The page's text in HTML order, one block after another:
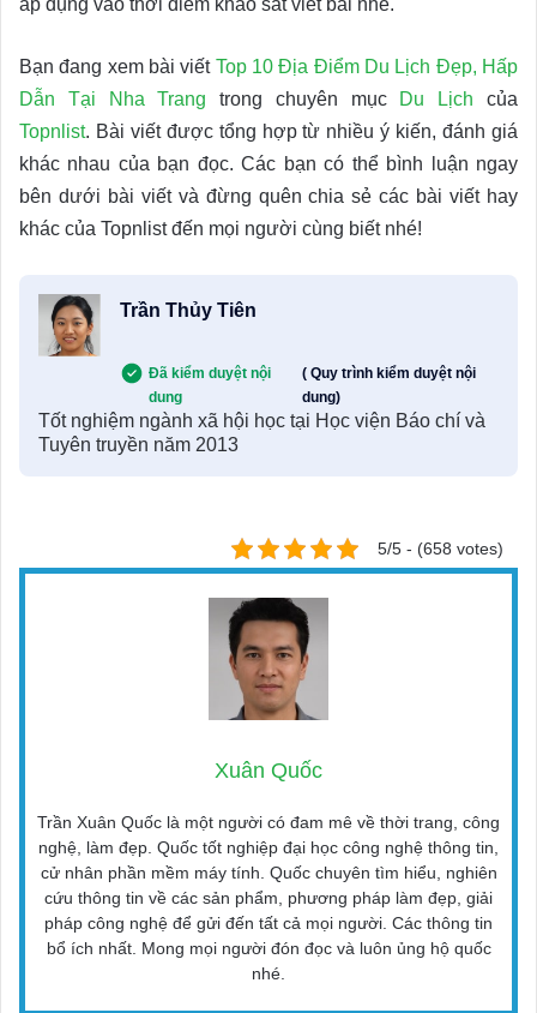
áp dụng vào thời điểm khảo sát viết bài nhé.
Bạn đang xem bài viết Top 10 Địa Điểm Du Lịch Đẹp, Hấp
Dẫn Tại Nha Trang trong chuyên mục Du Lịch của
Topnlist. Bài viết được tổng hợp từ nhiều ý kiến, đánh giá
khác nhau của bạn đọc. Các bạn có thể bình luận ngay
bên dưới bài viết và đừng quên chia sẻ các bài viết hay
khác của Topnlist đến mọi người cùng biết nhé!
Trần Thủy Tiên
Đã kiểm duyệt nội
dung
( Quy trình kiểm duyệt nội
dung)
Tốt nghiệm ngành xã hội học tại Học viện Báo chí và
Tuyên truyền năm 2013
5/5 - (658 votes)
Xuân Quốc
Trần Xuân Quốc là một người có đam mê về thời trang, công
nghệ, làm đẹp. Quốc tốt nghiệp đại học công nghệ thông tin,
cử nhân phần mềm máy tính. Quốc chuyên tìm hiểu, nghiên
cứu thông tin về các sản phẩm, phương pháp làm đẹp, giải
pháp công nghệ để gửi đến tất cả mọi người. Các thông tin
bổ ích nhất. Mong mọi người đón đọc và luôn ủng hộ quốc
nhé.